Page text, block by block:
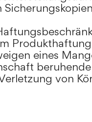
eines
von